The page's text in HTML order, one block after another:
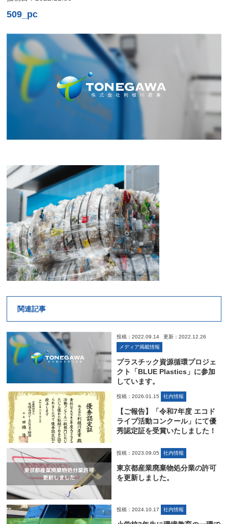
509_pc
関連記事
投稿：2022.09.14
更新：2022.12.26
メディア掲載情報
プラスチック資源循環プロジェ
クト「BLUE Plastics」に参加
しています。
投稿：2026.01.15 社内情報
【ご報告】「令和7年度 エコド
ライブ活動コンクール」にて優
秀認定証を受賞いたしました！
投稿：2023.09.05 社内情報
東京都産業廃棄物処分業の許可
を更新しました。
投稿：2024.10.17 社内情報